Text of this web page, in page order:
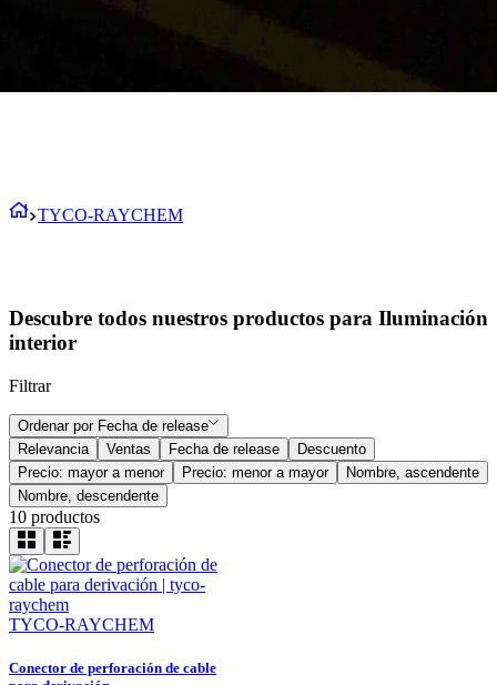
TYCO-RAYCHEM
Descubre todos nuestros productos para Iluminación
interior
Filtrar
Ordenar por Fecha de release
Relevancia
Ventas Fecha de release
Descuento
Precio: mayor a menor
Precio: menor a mayor
Nombre, ascendente
Nombre, descendente
10 productos
TYCO-RAYCHEM
Conector de perforación de cable